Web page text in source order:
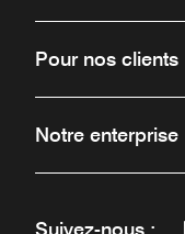
Pour nos clients
Notre enterprise
Suivez-nous :